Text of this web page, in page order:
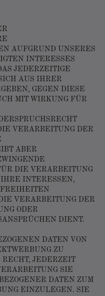
AUFGRUND UNSERES
INTERESSES
JEDERZEITIGE
AUS IHRER
GEGEN DIESE
MIT WIRKUNG FÜR
VERARBEITUNG DER
ABER
DIE VERARBEITUNG
INTERESSEN,
VERARBEITUNG DER
ODER
DIENT.
DATEN VON
ZU
JEDERZEIT
SIE
DATEN ZUM
EINZULEGEN. SIE